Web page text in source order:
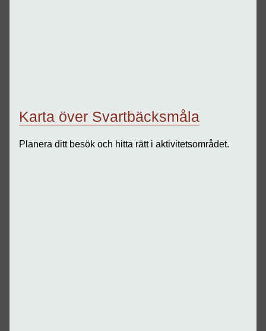
Karta över Svartbäcksmåla
Planera ditt besök och hitta rätt i aktivitetsområdet.